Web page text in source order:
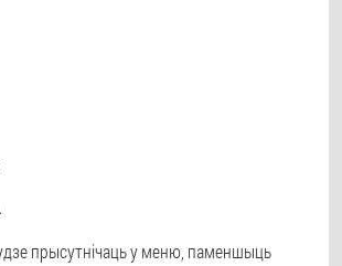
прысутнічаць у меню, паменшыць